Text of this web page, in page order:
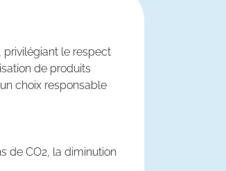
privilégiant le respect
de produits
choix responsable
de CO2, la diminution